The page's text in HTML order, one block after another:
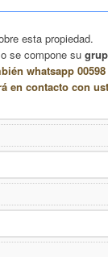
esta propiedad.
se compone su
whatsapp
en contacto con